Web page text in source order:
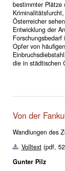
bestimmter Plätze
Österreicher
Entwicklung der
Opfer von
die in städtischen
Von der
Wandlungen des
Volltext(pdf,
Gunter Pilz